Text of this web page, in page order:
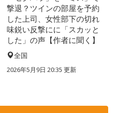
撃退？ツインの部屋を予約
した上司、女性部下の切れ
味鋭い反撃にに「スカッと
した」の声【作者に聞く】
全国
2026年5月9日 20:35 更新